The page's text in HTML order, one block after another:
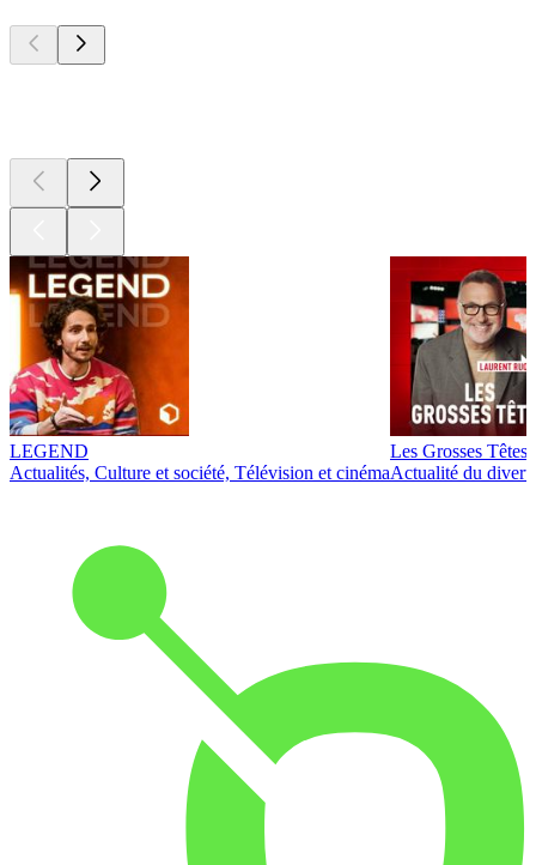
LEGEND
Actualités, Culture et société, Télévision et cinéma
Les Grosses Têtes
Actualité du